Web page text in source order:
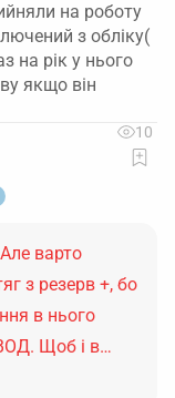
на роботу
з обліку(
на рік у нього
якщо він
10
варто
з резерв +, бо
в нього
Щоб і в…